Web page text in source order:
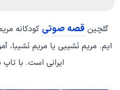
گلچین قصه صوتی کودکانه
ایم. مریم نَشیبی یا مریم نَشیبا،
ایرانی است. با تاپ